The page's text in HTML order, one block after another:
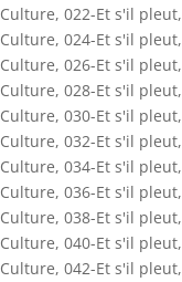
Culture, 022-Et s'il pleut,
Culture, 024-Et s'il pleut,
Culture, 026-Et s'il pleut,
Culture, 028-Et s'il pleut,
Culture, 030-Et s'il pleut,
Culture, 032-Et s'il pleut,
Culture, 034-Et s'il pleut,
Culture, 036-Et s'il pleut,
Culture, 038-Et s'il pleut,
Culture, 040-Et s'il pleut,
Culture, 042-Et s'il pleut,